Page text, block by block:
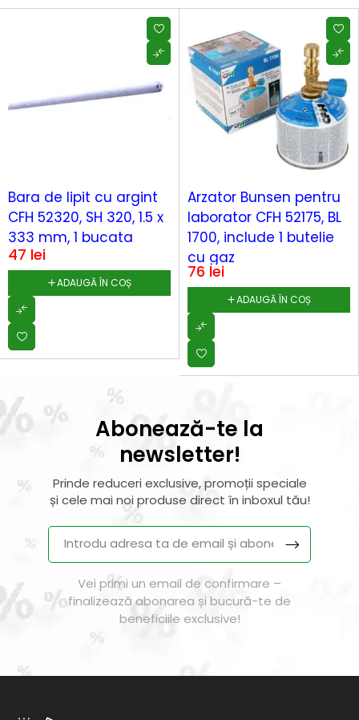
Bara de lipit cu argint
CFH 52320, SH 320, 1.5 x
333 mm, 1 bucata
47 lei
ADAUGĂ ÎN COȘ
Arzator Bunsen pentru
laborator CFH 52175, BL
1700, include 1 butelie
cu gaz
76 lei
ADAUGĂ ÎN COȘ
Abonează-te la
newsletter!
Prinde reduceri exclusive, promoții speciale
și cele mai noi produse direct în inboxul tău!
Vei primi un email de confirmare –
finalizează abonarea și bucură-te de
beneficiile exclusive!